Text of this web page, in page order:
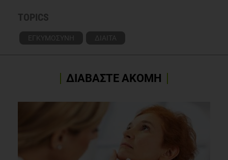
TOPICS
ΕΓΚΥΜΟΣΥΝΗ ΔΙΑΙΤΑ
ΔΙΑΒΑΣΤΕ ΑΚΟΜΗ